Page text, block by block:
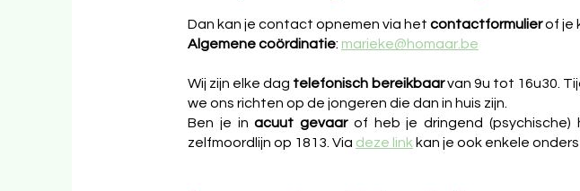
Dan kan je contact opnemen via het contactformulierof je
Algemene coördinatie: marieke@homaar.be
Wij zijn elke dag telefonisch bereikbaarvan 9u tot 16u30.
we ons richten op de jongeren die dan in huis zijn.
Ben je inacuut gevaarof heb je dringend (psychische)
zelfmoordlijn op 1813. Via deze link kan je ook enkele